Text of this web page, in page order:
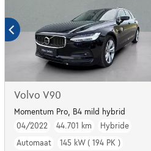
DAK
Volvo V90
Momentum Pro, B4 mild hybrid
04/2022
44.701 km
Hybride
Automaat
145 kW ( 194 PK )